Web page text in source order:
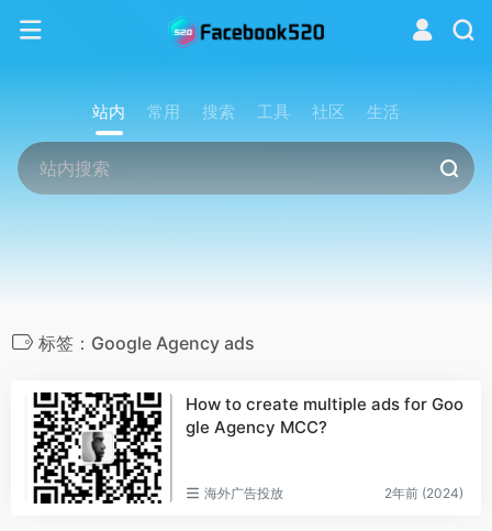
站内 常用 搜索 工具 社区 生活
标签：Google Agency ads
How to create multiple ads for Goo
gle Agency MCC?
海外广告投放 2年前 (2024)